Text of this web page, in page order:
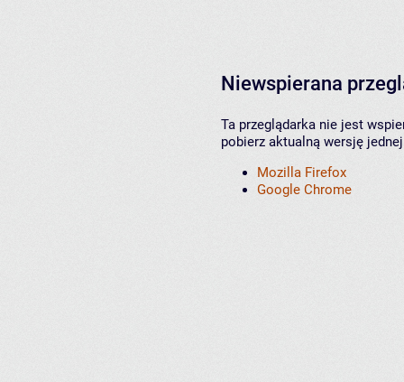
Niewspierana
Ta przeglądarka nie jest
pobierz aktualną wersję
Mozilla Firefox
Google Chrome